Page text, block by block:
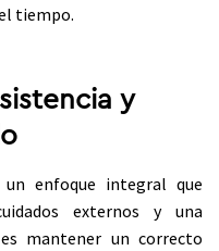
tiempo.
y
enfoque integral que
externos y una
mantener un correcto